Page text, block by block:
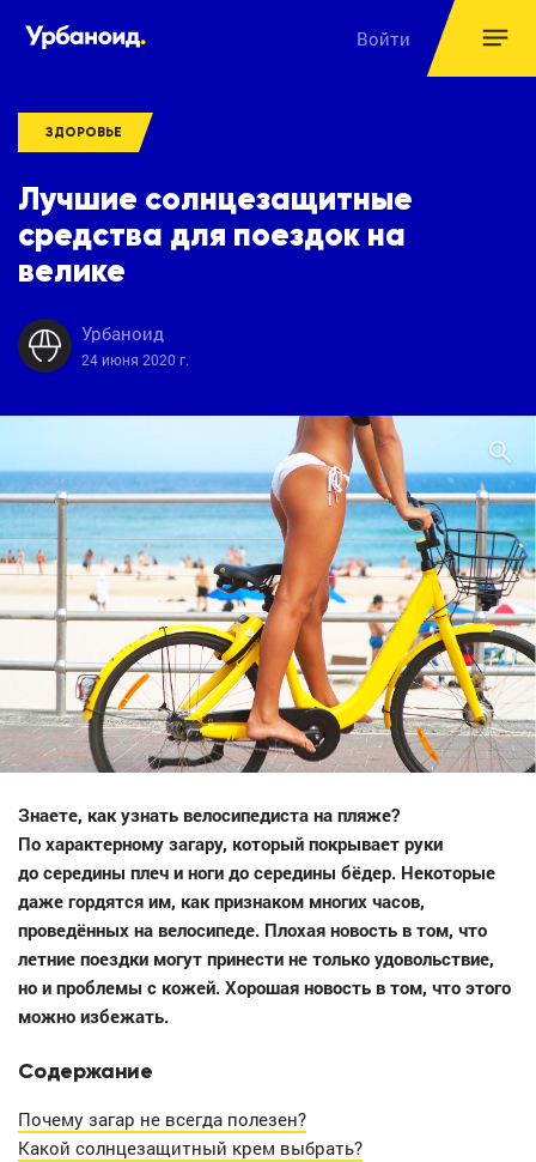
Войти
ЗДОРОВЬЕ
Лучшие солнцезащитные
средства для поездок на
велике
Урбаноид
24 июня 2020 г.
Знаете, как узнать велосипедиста на пляже?
По характерному загару, который покрывает руки
до середины плеч и ноги до середины бёдер. Некоторые
даже гордятся им, как признаком многих часов,
проведённых на велосипеде. Плохая новость в том, что
летние поездки могут принести не только удовольствие,
но и проблемы с кожей. Хорошая новость в том, что этого
можно избежать.
Содержание
Почему загар не всегда полезен?
Какой солнцезащитный крем выбрать?